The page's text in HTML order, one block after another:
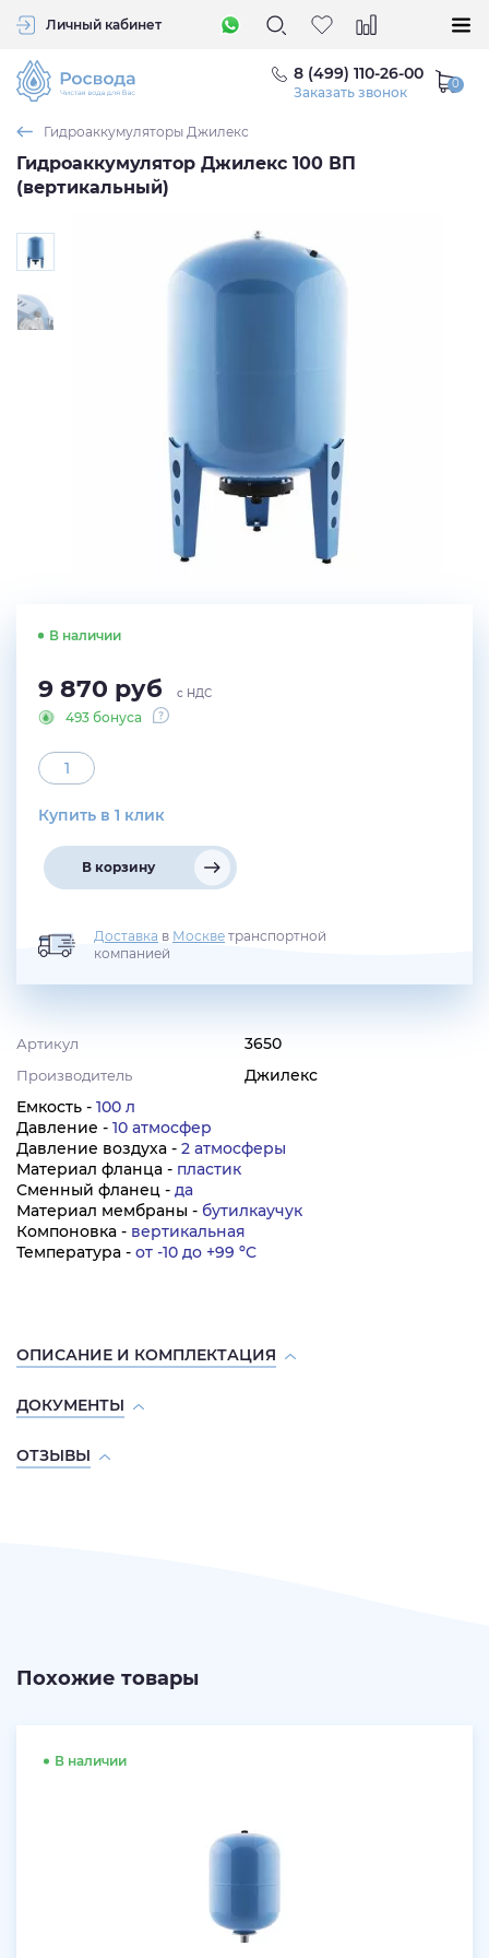
Личный кабинет
8 (499) 110-26-00
Заказать звонок
Гидроаккумуляторы Джилекс
Гидроаккумулятор Джилекс 100 ВП
(вертикальный)
Артикул 3650
Производитель
Джилекс
Емкость - 100 л
Давление - 10 атмосфер
Давление воздуха - 2 атмосферы
Материал фланца - пластик
Сменный фланец - да
Материал мембраны - бутилкаучук
Компоновка - вертикальная
Температура - от -10 до +99 ºC
В наличии
9 870 руб с НДС
493 бонуса
Купить в 1 клик
В корзину
Доставка в Москве транспортной
компанией
ОПИСАНИЕ И КОМПЛЕКТАЦИЯ
ДОКУМЕНТЫ
ОТЗЫВЫ
Похожие товары
В наличии